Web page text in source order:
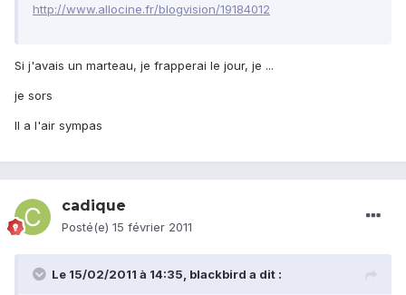
http://www.allocine.fr/blogvision/19184012
Si j'avais un marteau, je frapperai le jour, je ...
je sors
Il a l'air sympas
cadique
Posté(e) 15 février 2011
Le 15/02/2011 à 14:35, blackbird a dit :